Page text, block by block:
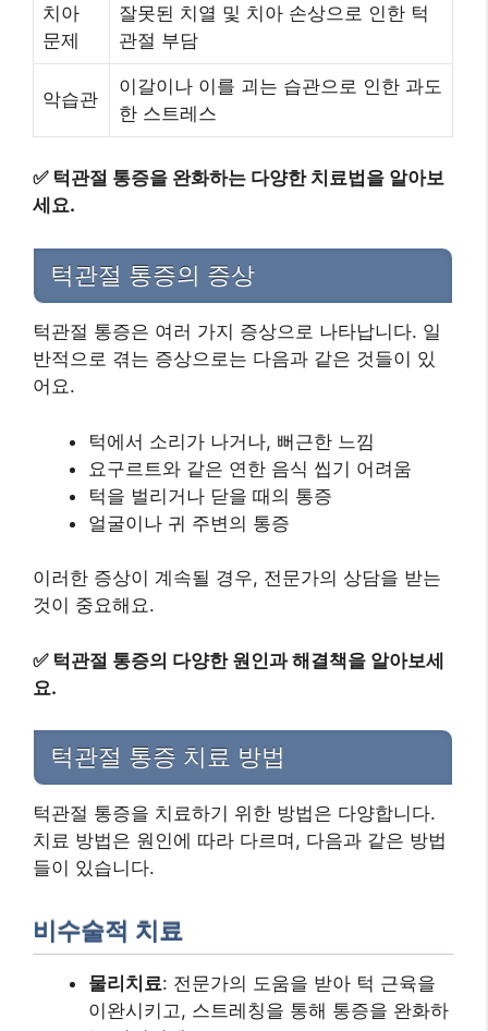
치아
문제
잘못된 치열 및 치아 손상으로 인한 턱
관절 부담
악습관
이갈이나 이를 괴는 습관으로 인한 과도
한 스트레스
✅ 턱관절 통증을 완화하는 다양한 치료법을 알아보
세요.
턱관절 통증의 증상
턱관절 통증은 여러 가지 증상으로 나타납니다. 일
반적으로 겪는 증상으로는 다음과 같은 것들이 있
어요.
턱에서 소리가 나거나, 뻐근한 느낌
요구르트와 같은 연한 음식 씹기 어려움
턱을 벌리거나 닫을 때의 통증
얼굴이나 귀 주변의 통증
이러한 증상이 계속될 경우, 전문가의 상담을 받는
것이 중요해요.
✅ 턱관절 통증의 다양한 원인과 해결책을 알아보세
요.
턱관절 통증 치료 방법
턱관절 통증을 치료하기 위한 방법은 다양합니다.
치료 방법은 원인에 따라 다르며, 다음과 같은 방법
들이 있습니다.
비수술적 치료
물리치료: 전문가의 도움을 받아 턱 근육을
이완시키고, 스트레칭을 통해 통증을 완화하